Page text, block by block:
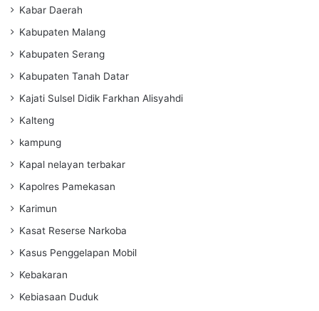
Kabar Daerah
Kabupaten Malang
Kabupaten Serang
Kabupaten Tanah Datar
Kajati Sulsel Didik Farkhan Alisyahdi
Kalteng
kampung
Kapal nelayan terbakar
Kapolres Pamekasan
Karimun
Kasat Reserse Narkoba
Kasus Penggelapan Mobil
Kebakaran
Kebiasaan Duduk